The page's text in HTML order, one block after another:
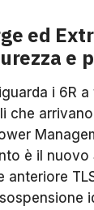
ed
e
i 6R
che
è il nuovo
anteriore